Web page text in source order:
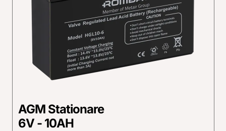
AGM Stationare
6V - 10AH